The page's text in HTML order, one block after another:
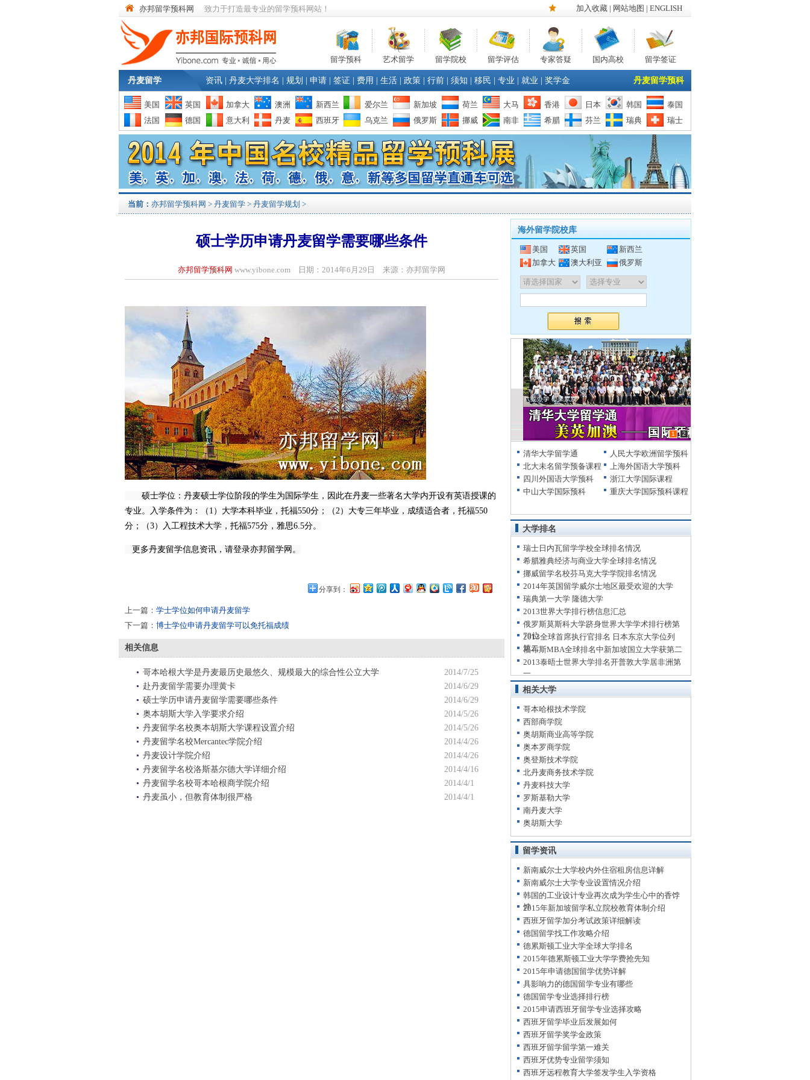
亦邦留学预科网 致力于打造最专业的留学预科网站！ 加入收藏 | 网站地图 | ENGLISH
留学预科 艺术留学 留学院校 留学评估 专家答疑 国内高校 留学签证
丹麦留学 资讯 丹麦大学排名 规划 申请 签证 费用 生活 政策 行前 须知 移民 专业 就业 奖学金 丹麦留学预科
美国 英国 加拿大 澳洲 新西兰 爱尔兰 新加坡 荷兰 大马 香港 日本 韩国
泰国
法国
德国 意大利 丹麦 西班牙 乌克兰 俄罗斯 挪威 南非 希腊 芬兰 瑞典 瑞士
当前： 亦邦留学预科网 > 丹麦留学 > 丹麦留学规划 >
硕士学历申请丹麦留学需要哪些条件
亦邦留学预科网 www.yibone.com 日期：2014年6月29日 来源：亦邦留学网
硕士学位：丹麦硕士学位阶段的学生为国际学生，因此在丹麦一些著名大学内开设有英语授课的
专业。入学条件为：（1）大学本科毕业，托福550分；（2）大专三年毕业，成绩适合者，托福550
分；（3）入工程技术大学，托福575分，雅思6.5分。
更多丹麦留学信息资讯，请登录亦邦留学网。
分享到：
上一篇： 学士学位如何申请丹麦留学
下一篇： 博士学位申请丹麦留学可以免托福成绩
相关信息
2014/7/25
哥本哈根大学是丹麦最历史最悠久、规模最大的综合性公立大学
2014/6/29
赴丹麦留学需要办理黄卡
2014/6/29
硕士学历申请丹麦留学需要哪些条件
2014/5/26
奥本胡斯大学入学要求介绍
2014/5/26
丹麦留学名校奥本胡斯大学课程设置介绍
2014/4/26
丹麦留学名校Mercantec学院介绍
2014/4/26
丹麦设计学院介绍
2014/4/16
丹麦留学名校洛斯基尔德大学详细介绍
2014/4/1
丹麦留学名校哥本哈根商学院介绍
2014/4/1
丹麦虽小，但教育体制很严格
海外留学院校库
美国 英国
新西兰
加拿大
澳大利亚 俄罗斯
1 2
清华大学留学通
人民大学欧洲留学预科
北大未名留学预备课程
上海外国语大学预科
四川外国语大学预科
浙江大学国际课程
中山大学国际预科
重庆大学国际预科课程
大学排名
瑞士日内瓦留学学校全球排名情况
希腊雅典经济与商业大学全球排名情况
挪威留学名校芬马克大学学院排名情况
2014年英国留学威尔士地区最受欢迎的大学
瑞典第一大学 隆德大学
2013世界大学排行榜信息汇总
俄罗斯莫斯科大学跻身世界大学学术排行榜第
79位
2013全球首席执行官排名 日本东京大学位列
第二
福布斯MBA全球排名中新加坡国立大学获第二
2013泰晤士世界大学排名开普敦大学居非洲第
一
相关大学
哥本哈根技术学院
西部商学院
奥胡斯商业高等学院
奥本罗商学院
奥登斯技术学院
北丹麦商务技术学院
丹麦科技大学
罗斯基勒大学
南丹麦大学
奥胡斯大学
留学资讯
新南威尔士大学校内外住宿租房信息详解
新南威尔士大学专业设置情况介绍
韩国的工业设计专业再次成为学生心中的香饽
饽
2015年新加坡留学私立院校教育体制介绍
西班牙留学加分考试政策详细解读
德国留学找工作攻略介绍
德累斯顿工业大学全球大学排名
2015年德累斯顿工业大学学费抢先知
2015年申请德国留学优势详解
具影响力的德国留学专业有哪些
德国留学专业选择排行榜
2015申请西班牙留学专业选择攻略
西班牙留学毕业后发展如何
西班牙留学奖学金政策
西班牙留学留学第一难关
西班牙优势专业留学须知
西班牙远程教育大学签发学生入学资格